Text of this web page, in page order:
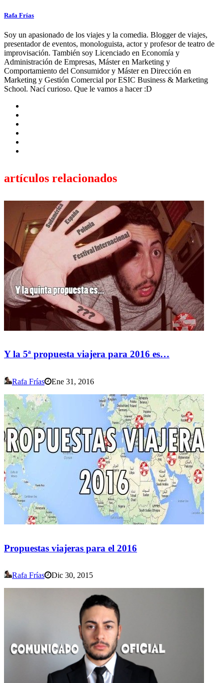
Rafa Frías
Soy un apasionado de los viajes y la comedia. Blogger de viajes,
presentador de eventos, monologuista, actor y profesor de teatro de
improvisación. También soy Licenciado en Economía y
Administración de Empresas, Máster en Marketing y
Comportamiento del Consumidor y Máster en Dirección en
Marketing y Gestión Comercial por ESIC Business & Marketing
School. Nací curioso. Que le vamos a hacer :D
artículos relacionados
Y la 5ª propuesta viajera para 2016 es…
Rafa Frías Ene 31, 2016
Propuestas viajeras para el 2016
Rafa Frías Dic 30, 2015